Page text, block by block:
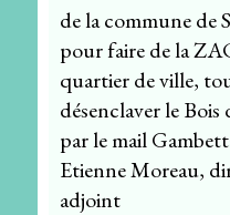
de la commune de
pour faire de la
quartier de ville,
désenclaver le
par le mail
Etienne Moreau,
adjoint